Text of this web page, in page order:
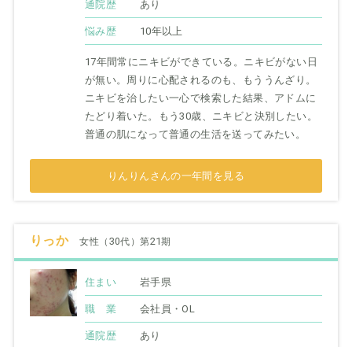
通院歴 あり
悩み歴 10年以上
17年間常にニキビができている。ニキビがない日
が無い。周りに心配されるのも、もううんざり。
ニキビを治したい一心で検索した結果、アドムに
たどり着いた。もう30歳、ニキビと決別したい。
普通の肌になって普通の生活を送ってみたい。
りんりんさんの一年間を見る
りっか 女性（30代）第21期
住まい 岩手県
職 業 会社員・OL
通院歴 あり